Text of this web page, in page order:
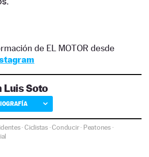
de EL MOTOR desde
Luis Soto
·Ciclistas·Conducir· Peatones·